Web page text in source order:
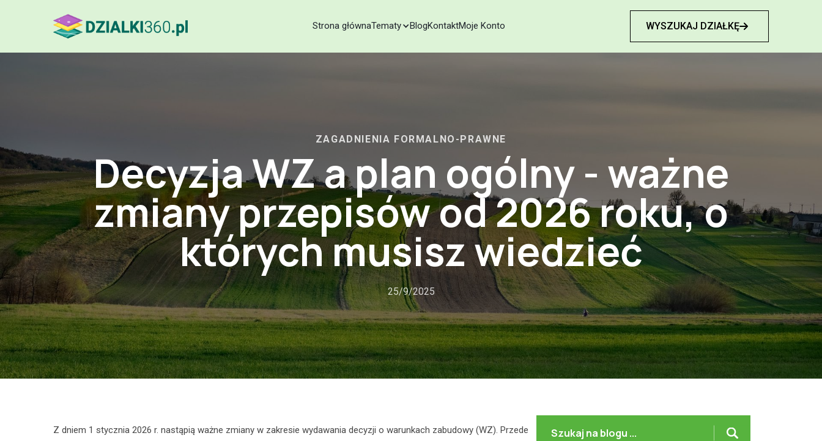
Strona głównaTematy BlogKontaktMoje Konto WYSZUKAJ DZIAŁKĘ
ZAGADNIENIA FORMALNO-PRAWNE
Decyzja WZ a plan ogólny - ważne
zmiany przepisów od 2026 roku, o
których musisz wiedzieć
25/9/2025
Z dniem 1 stycznia 2026 r. nastąpią ważne zmiany w zakresie wydawania decyzji o warunkach zabudowy (WZ). Przede